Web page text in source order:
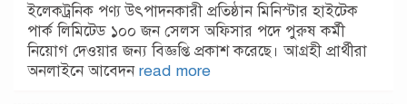
ইলেকট্রনিক পণ্য উৎপাদনকারী প্রতিষ্ঠান মিনিস্টার হাইটেক
পার্ক লিমিটেড ১০০ জন সেলস অফিসার পদে পুরুষ কর্মী
নিয়োগ দেওয়ার জন্য বিজ্ঞপ্তি প্রকাশ করেছে। আগ্রহী প্রার্থীরা
অনলাইনে আবেদনread more